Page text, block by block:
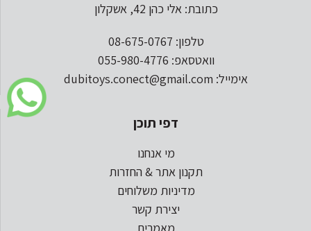
כתובת: אלי כהן 42, אשקלון
טלפון: 08-675-0767
וואטסאפ: 055-980-4776
אימייל: dubitoys.conect@gmail.com
דפי תוכן
מי אנחנו
תקנון אתר & החזרות
מדיניות משלוחים
יצירת קשר